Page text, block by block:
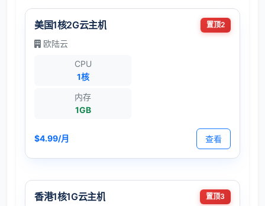
美国1核2G云主机 置顶2
欧陆云
CPU
1核
内存
1GB
$4.99/月 查看
香港1核1G云主机 置顶3